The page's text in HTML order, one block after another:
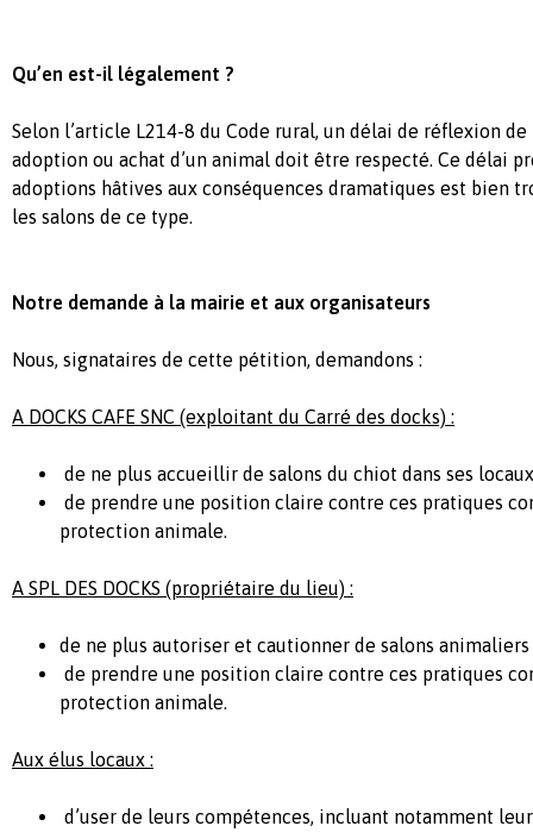
Qu’en est-il légalement ?
Selon l’article L214-8 du Code rural, un délai de réflexion
adoption ou achat d’un animal doit être respecté. Ce délai
adoptions hâtives aux conséquences dramatiques est bien
les salons de ce type.
Notre demande à la mairie et aux organisateurs
Nous, signataires de cette pétition, demandons :
A DOCKS CAFE SNC (exploitant du Carré des docks) :
de ne plus accueillir de salons du chiot dans ses
de prendre une position claire contre ces pratiques
protection animale.
A SPL DES DOCKS (propriétaire du lieu) :
de ne plus autoriser et cautionner de salons animaliers
de prendre une position claire contre ces pratiques
protection animale.
Aux élus locaux :
d’user de leurs compétences, incluant notamment